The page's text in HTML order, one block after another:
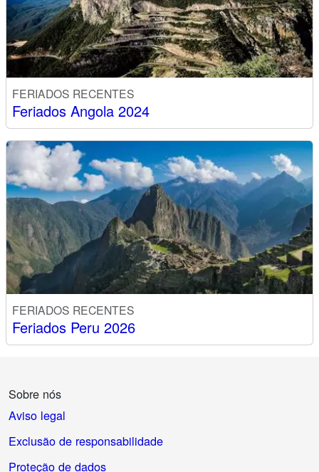
FERIADOS RECENTES
Feriados Angola 2024
FERIADOS RECENTES
Feriados Peru 2026
Sobre nós
Aviso legal
Exclusão de responsabilidade
Proteção de dados